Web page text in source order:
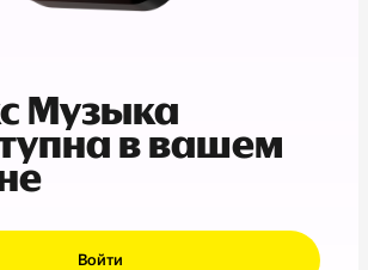
Музыка
в вашем
Войти